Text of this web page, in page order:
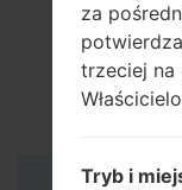
za
trzeciej na
Tryb i